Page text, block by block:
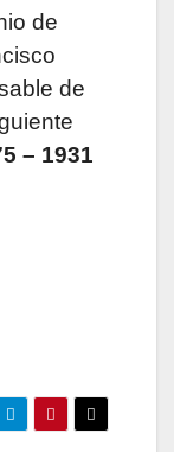
de
de
– 1931